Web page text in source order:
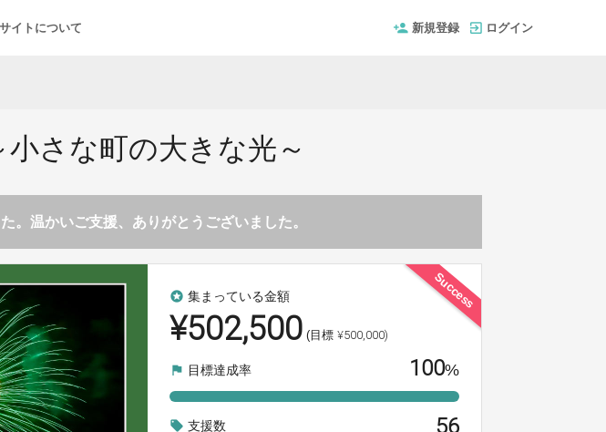
イトについて 新規登録 ログイン
さな町の大きな光～
。温かいご支援、ありがとうございました。
Success
stars 集まっている金額
¥502,500 (目標 ¥500,000)
flag 目標達成率 100%
local_offer 支援数 56